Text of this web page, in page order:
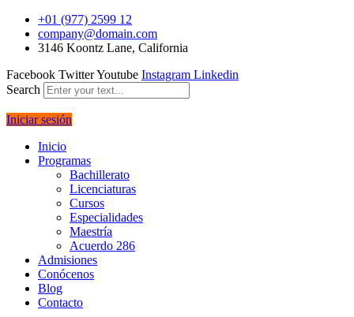
+01 (977) 2599 12
company@domain.com
3146 Koontz Lane, California
Facebook TwitterYoutube Instagram Linkedin
Search
Iniciar sesión
Inicio
Programas
Bachillerato
Licenciaturas
Cursos
Especialidades
Maestría
Acuerdo 286
Admisiones
Conócenos
Blog
Contacto